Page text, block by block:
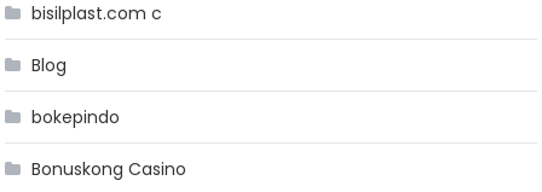
bisilplast.com c
Blog
bokepindo
Bonuskong Casino